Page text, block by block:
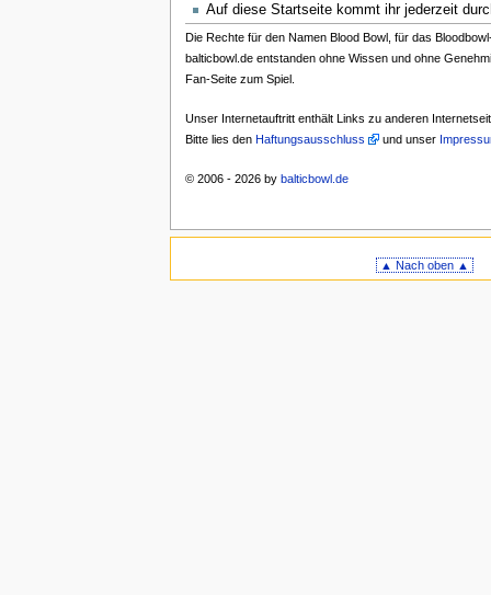
Auf diese Startseite kommt ihr jederzeit
Die Rechte für den Namen Blood Bowl, für das
balticbowl.de entstanden ohne Wissen und ohne
Fan-Seite zum Spiel.
Unser Internetauftritt enthält Links zu anderen
Bitte lies den Haftungsausschluss und unser
© 2006 - 2026 by balticbowl.de
▲ Nach oben ▲